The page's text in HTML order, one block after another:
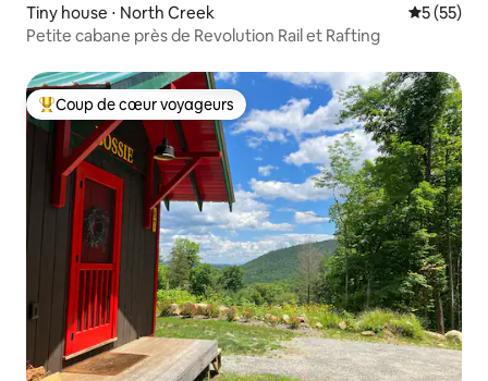
Tiny house ⋅ North Creek
5 (55)
Petite cabane près de Revolution Rail et Rafting
Coups de cœur voyageurs les plus appréciés
Coup de cœur voyageurs